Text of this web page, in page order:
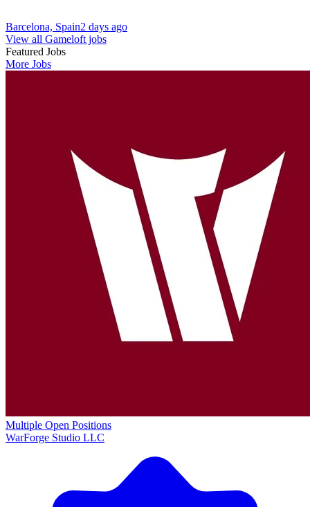
Barcelona, Spain2 days ago
View all Gameloft jobs
Featured Jobs
More Jobs
Multiple Open Positions
WarForge Studio LLC